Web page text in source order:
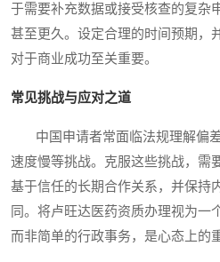
于需要补充数据或接受核查的复杂
甚至更久。设定合理的时间预期，
对于商业成功至关重要。
常见挑战与应对之道
中国申请者常面临法规理解偏
速度慢等挑战。克服这些挑战，需
基于信任的长期合作关系，并保持
同。将卢旺达医药资质办理视为一
而非简单的行政事务，是心态上的